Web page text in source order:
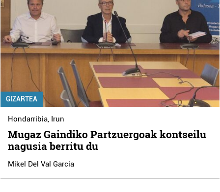
GIZARTEA
Hondarribia, Irun
Mugaz Gaindiko Partzuergoak kontseilu
nagusia berritu du
Mikel Del Val Garcia